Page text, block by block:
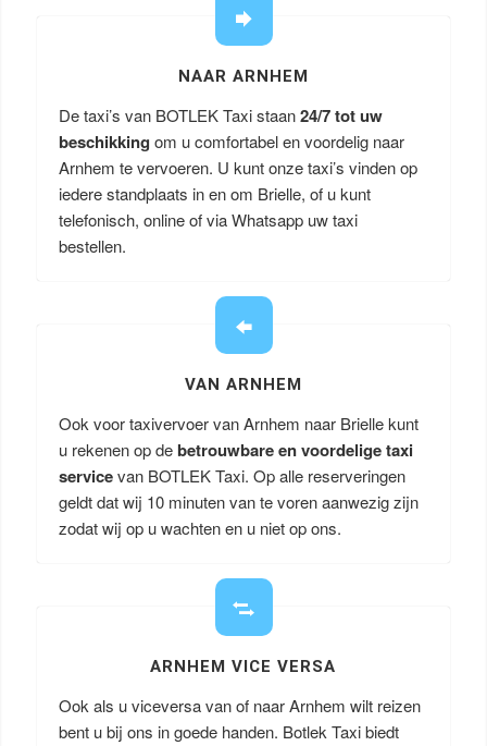
NAAR ARNHEM
De taxi’s van BOTLEK Taxi staan24/7 tot uw
beschikking om u comfortabel en voordelig naar
Arnhem te vervoeren. U kunt onze taxi’s vinden op
iedere standplaats in en om Brielle, of u kunt
telefonisch, online of via Whatsapp uw taxi
bestellen.
VAN ARNHEM
Ook voor taxivervoer van Arnhem naar Brielle kunt
u rekenen op debetrouwbare en voordelige taxi
servicevan BOTLEK Taxi. Op alle reserveringen
geldt dat wij 10 minuten van te voren aanwezig zijn
zodat wij op u wachten en u niet op ons.
ARNHEM VICE VERSA
Ook als u viceversa van of naar Arnhem wilt reizen
bent u bij ons in goede handen. Botlek Taxi biedt